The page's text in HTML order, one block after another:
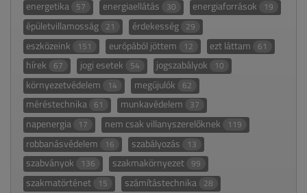
energetika 57 energiaellátás 30 energiaforrások 19
épületvillamosság 21 érdekesség 29
eszközeink 151 európából jöttem 12 ezt láttam 61
hírek 67 jogi esetek 54 jogszabályok 10
környezetvédelem 14 megújulók 62
méréstechnika 61 munkavédelem 37
napenergia 17 nem csak villanyszerelőknek 119
robbanásvédelem 16 szabályozás 13
szabványok 136 szakmakörnyezet 99
szakmatörténet 15 számítástechnika 28